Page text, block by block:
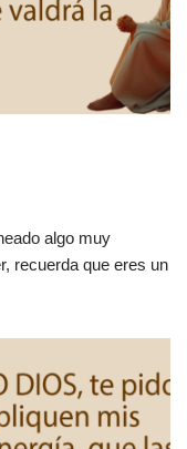
algo muy
recuerda que eres un